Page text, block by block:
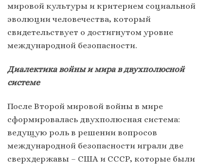
мировой культуры и критерием социальной
эволюции человечества, который
свидетельствует о достигнутом уровне
международной безопасности.
Диалектика войны и мира в двухполюсной
системе
После Второй мировой войны в мире
сформировалась двухполюсная система:
ведущую роль в решении вопросов
международной безопасности играли две
сверхдержавы – США и СССР, которые были